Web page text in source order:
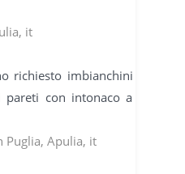
it
richiesto imbianchini
pareti con intonaco a
Puglia, Apulia, it